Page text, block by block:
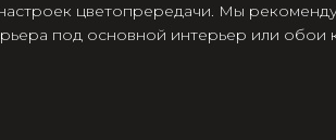
цветопрередачи. Мы
под основной интерьер или обои